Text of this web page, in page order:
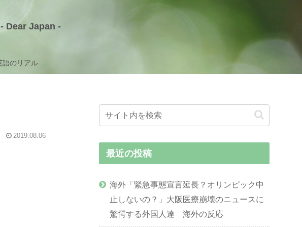
Dear Japan -
語のリアル
2019.08.06
最近の投稿
海外「緊急事態宣言延長？オリンピック中
止しないの？」大阪医療崩壊のニュースに
驚愕する外国人達 海外の反応